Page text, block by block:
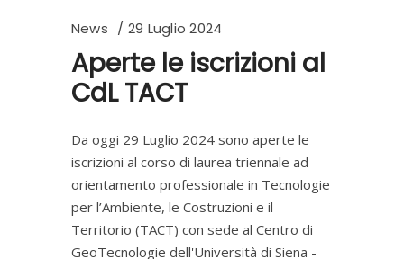
News 29 Luglio 2024
Aperte le iscrizioni al
CdL TACT
Da oggi 29 Luglio 2024 sono aperte le
iscrizioni al corso di laurea triennale ad
orientamento professionale in Tecnologie
per l’Ambiente, le Costruzioni e il
Territorio (TACT) con sede al Centro di
GeoTecnologie dell'Università di Siena -